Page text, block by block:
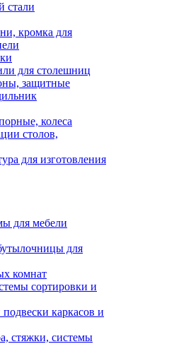
стали
кромка для
для столешниц
защитные
колеса
столов,
для изготовления
для мебели
для
комнат
сортировки и
каркасов и
стяжки, системы